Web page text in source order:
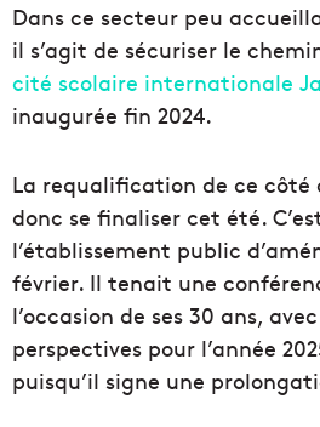
Dans ce secteur peu
il s’agit de sécuriser le
cité scolaire internationale
inaugurée fin 2024.
La requalification de ce côté
donc se finaliser cet été.
l’établissement public
février. Il tenait une
l’occasion de ses 30 ans,
perspectives pour l’année
puisqu’il signe une